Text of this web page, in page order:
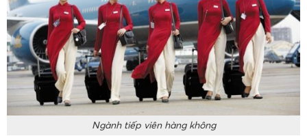
Ngành tiếp viên hàng không